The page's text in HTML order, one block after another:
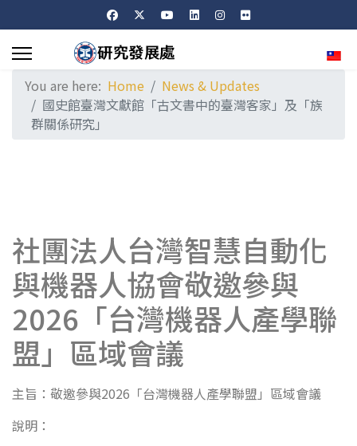
You are here: Home
News & Updates
國史館臺灣文獻館「古文書中的臺灣客家」及「族
群關係研究」
社團法人台灣智慧自動化
與機器人協會敬邀參與
2026「台灣機器人產學聯
盟」區域會議
主旨：敬邀參與2026「台灣機器人產學聯盟」區域會議
說明：